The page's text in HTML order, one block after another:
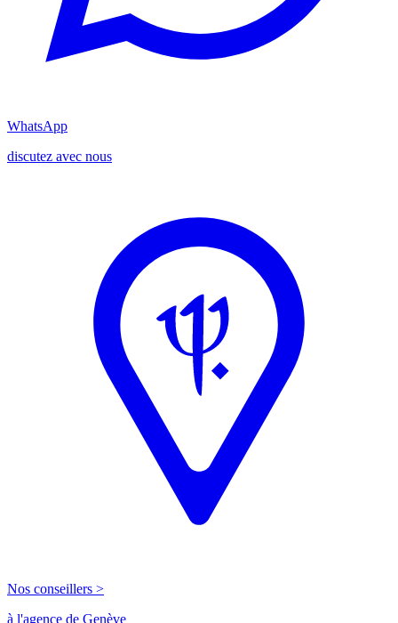
WhatsApp
discutez avec nous
Nos conseillers >
à l'agence de Genève